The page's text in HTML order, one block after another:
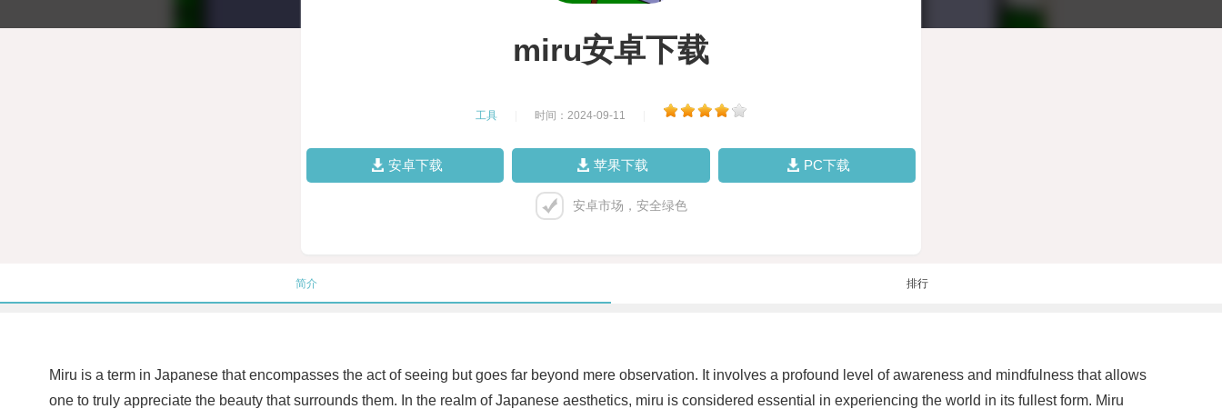
miru安卓下载
工具 时间：2024-09-11
安卓下载 苹果下载 PC下载
安卓市场，安全绿色
简介 排行
Miru is a term in Japanese that encompasses the act of seeing but goes far beyond mere observation. It involves a profound level of awareness and mindfulness that allows
one to truly appreciate the beauty that surrounds them. In the realm of Japanese aesthetics, miru is considered essential in experiencing the world in its fullest form. Miru